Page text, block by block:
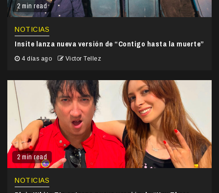
2 min read
NOTICIAS
Insite lanza nueva versión de “Contigo hasta la muerte”
4 días ago Victor Tellez
2 min read
NOTICIAS